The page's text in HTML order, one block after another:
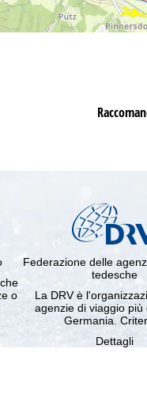
o
Federazione delle
tedesche
La DRV è
agenzie di viaggio più
Germania.
Dettagli